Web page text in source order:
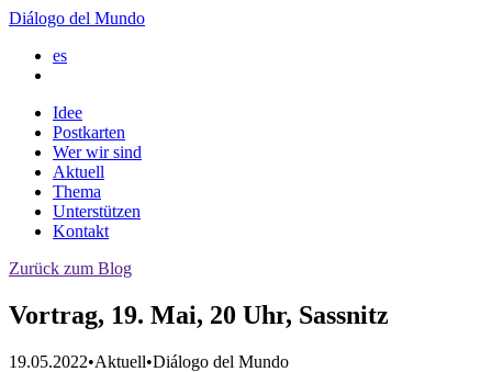
Diálogo del Mundo
es
Idee
Postkarten
Wer wir sind
Aktuell
Thema
Unterstützen
Kontakt
Zurück zum Blog
Vortrag, 19. Mai, 20 Uhr, Sassnitz
19.05.2022•Aktuell•Diálogo del Mundo